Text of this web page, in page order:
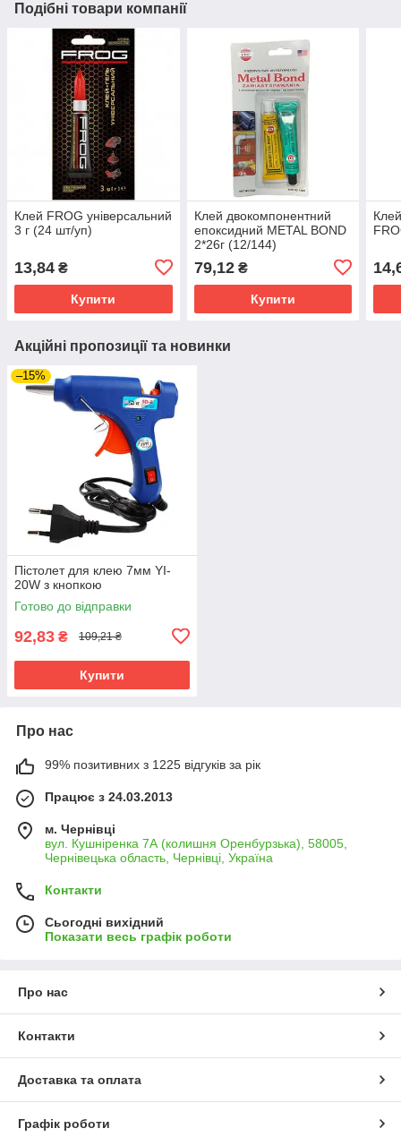
Подібні товари компанії
Клей FROG універсальний
3 г (24 шт/уп)
13,84 ₴
Купити
Клей двокомпонентний
епоксидний METAL BOND
2*26г (12/144)
79,12₴
Купити
Акційні пропозиції та новинки
–15%
Пістолет для клею 7мм YI-
20W з кнопкою
Готово до відправки
92,83 ₴ 109,21 ₴
Купити
Про нас
99% позитивних з 1225 відгуків за рік
Працює з 24.03.2013
м. Чернівці
вул. Кушніренка 7А (колишня Оренбурзька), 58005,
Чернівецька область, Чернівці, Україна
Контакти
Сьогодні вихідний
Показати весь графік роботи
Про нас
Контакти
Доставка та оплата
Графік роботи